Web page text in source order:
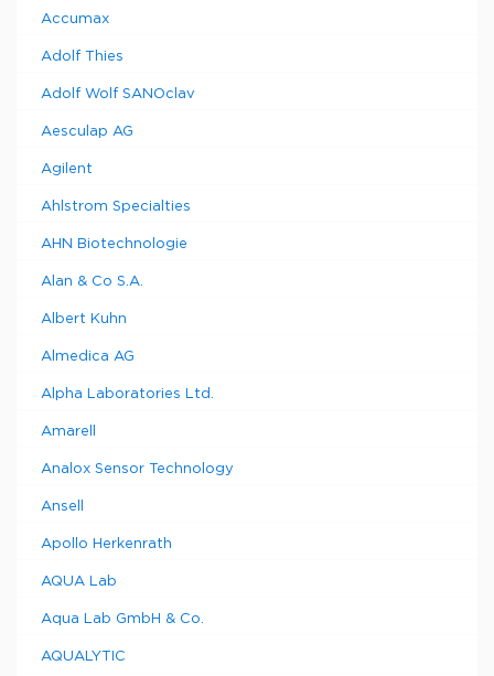
Accumax
Adolf Thies
Adolf Wolf SANOclav
Aesculap AG
Agilent
Ahlstrom Specialties
AHN Biotechnologie
Alan & Co S.A.
Albert Kuhn
Almedica AG
Alpha Laboratories Ltd.
Amarell
Analox Sensor Technology
Ansell
Apollo Herkenrath
AQUA Lab
Aqua Lab GmbH & Co.
AQUALYTIC